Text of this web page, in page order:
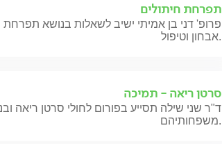
תפרחת חיתולים
פרופ' דני בן אמיתי ישיב לשאלות בנושא תפרחת
אבחון וטיפול.
סרטן ריאה - תמיכה
ד"ר שני שילה תסייע בפורום לחולי סרטן ריאה
משפחותיהם.